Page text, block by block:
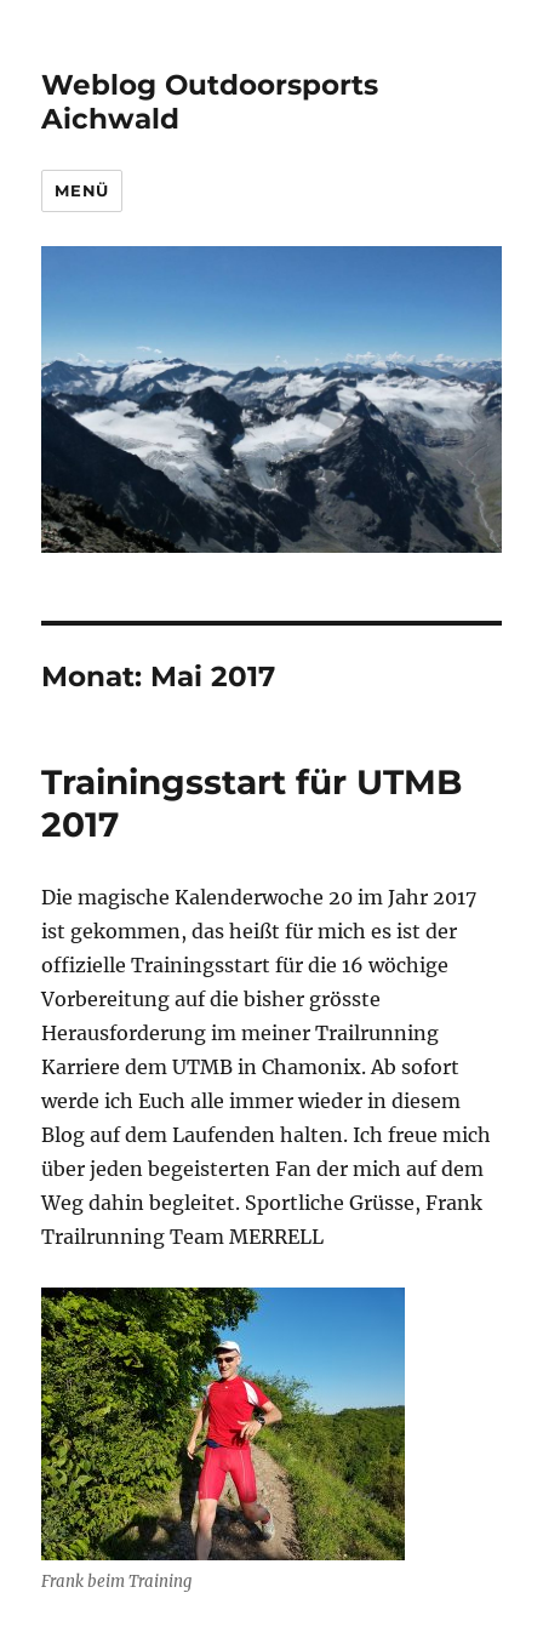
Weblog Outdoorsports
Aichwald
MENÜ
Monat: Mai 2017
Trainingsstart für UTMB
2017
Die magische Kalenderwoche 20 im Jahr 2017
ist gekommen, das heißt für mich es ist der
offizielle Trainingsstart für die 16 wöchige
Vorbereitung auf die bisher grösste
Herausforderung im meiner Trailrunning
Karriere dem UTMB in Chamonix. Ab sofort
werde ich Euch alle immer wieder in diesem
Blog auf dem Laufenden halten. Ich freue mich
über jeden begeisterten Fan der mich auf dem
Weg dahin begleitet. Sportliche Grüsse, Frank
Trailrunning Team MERRELL
Frank beim Training